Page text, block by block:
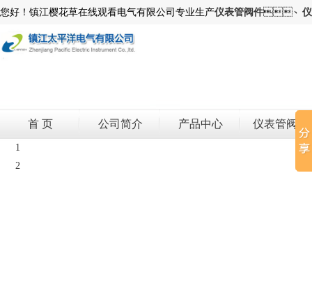
您好！镇江樱花草在线观看电气有限公司专业生产仪表管阀件、
首 页 公司简介 产品中心 仪表管阀件
1
2